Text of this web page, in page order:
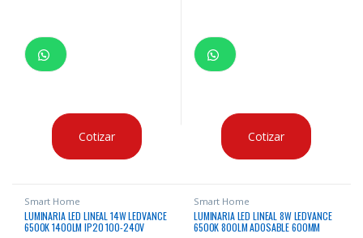
Cotizar Cotizar
Smart Home
LUMINARIA LED LINEAL 14W LEDVANCE
6500K 1400LM IP20 100-240V
Smart Home
LUMINARIA LED LINEAL 8W LEDVANCE
6500K 800LM ADOSABLE 600MM